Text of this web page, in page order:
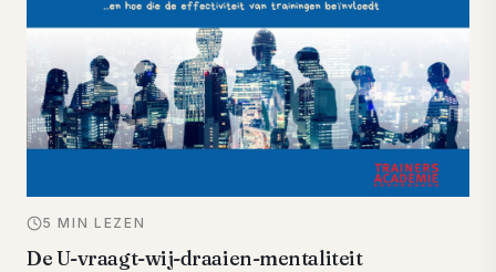
5 MIN LEZEN
De U-vraagt-wij-draaien-mentaliteit